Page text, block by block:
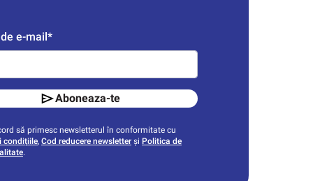
e-mail*
Aboneaza-te
să primesc newsletterul în conformitate cu
condițiile, Cod reducere newsletter și Politica de
.